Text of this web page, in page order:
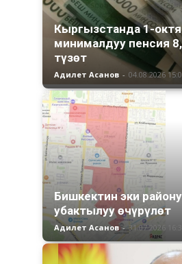
Кыргызстанда 1-
минималдуу пенсия
түзөт
Адилет Асанов - 04.08.2026
Бишкектин эки
убактылуу өчүрүлөт
Адилет Асанов - 31.07.2026 16:30